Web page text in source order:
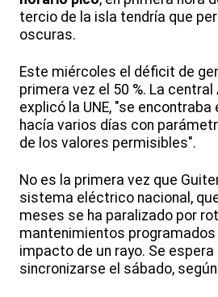
tercio de la isla tendría que
oscuras.
Este miércoles el déficit de
primera vez el 50 %. La
explicó la UNE, "se
hacía varios días con
de los valores permisibles".
No es la primera vez que
sistema eléctrico nacional,
meses se ha paralizado por
mantenimientos programados
impacto de un rayo. Se espera
sincronizarse el sábado, según